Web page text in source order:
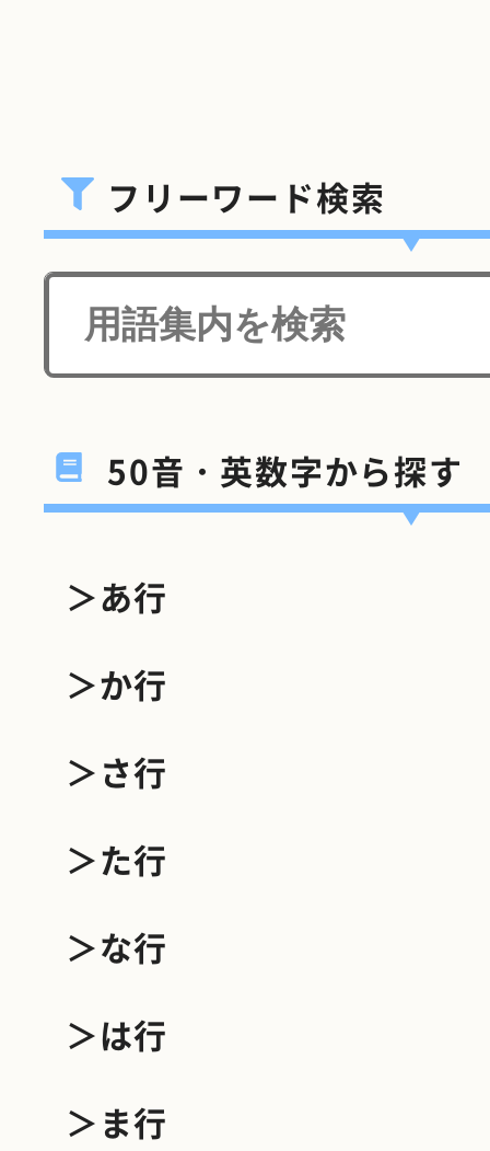
フリーワード検索
50音・英数字から探す
＞あ行
＞か行
＞さ行
＞た行
＞な行
＞は行
＞ま行